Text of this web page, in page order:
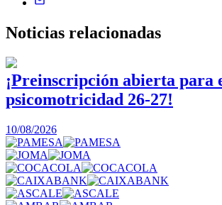
Noticias relacionadas
¡Preinscripción abierta para
psicomotricidad 26-27!
10/08/2026